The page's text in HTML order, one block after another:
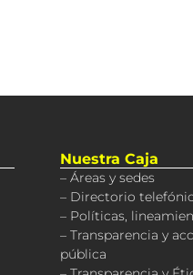
Nuestra Caja
– Áreas y sedes
– Directorio
– Políticas,
– Transparencia y
pública